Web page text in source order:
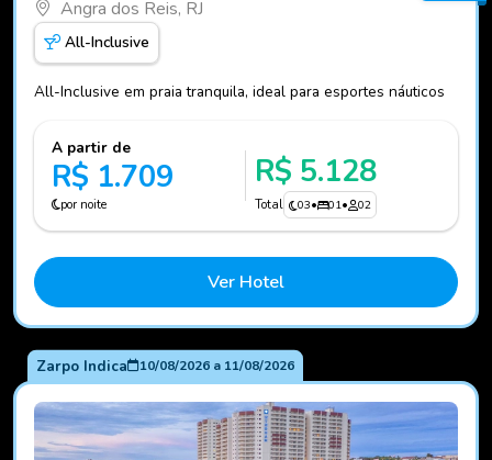
Angra dos Reis, RJ
All-Inclusive
All-Inclusive em praia tranquila, ideal para esportes náuticos
A partir de
R$ 1.709
por noite
R$ 5.128
Total 03• 01• 02
Ver Hotel
Zarpo Indica 10/08/2026a 11/08/2026